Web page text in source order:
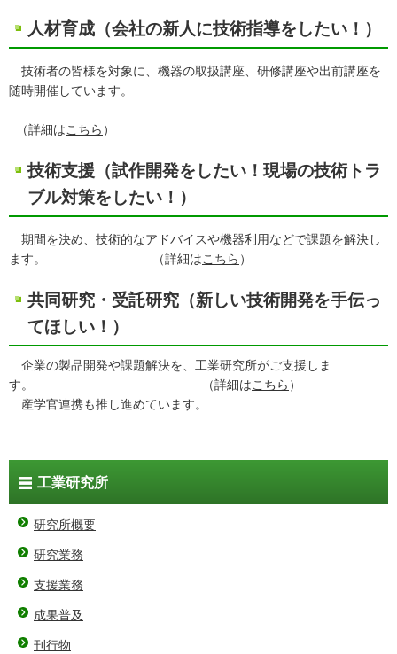
人材育成（会社の新人に技術指導をしたい！）
技術者の皆様を対象に、機器の取扱講座、研修講座や出前講座を
随時開催しています。
（詳細はこちら ）
技術支援（試作開発をしたい！現場の技術トラ
ブル対策をしたい！）
期間を決め、技術的なアドバイスや機器利用などで課題を解決し
ます。 （詳細はこちら ）
共同研究・受託研究（新しい技術開発を手伝っ
てほしい！）
企業の製品開発や課題解決を、工業研究所がご支援しま
す。 （詳細はこちら ）
産学官連携も推し進めています。
工業研究所
研究所概要
研究業務
支援業務
成果普及
刊行物